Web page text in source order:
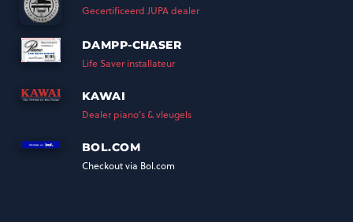
Gecertificeerd JUPA dealer
DAMPP-CHASER
Life Saver installateur
KAWAI
Dealer piano’s & vleugels
BOL.COM
Checkout via Bol.com